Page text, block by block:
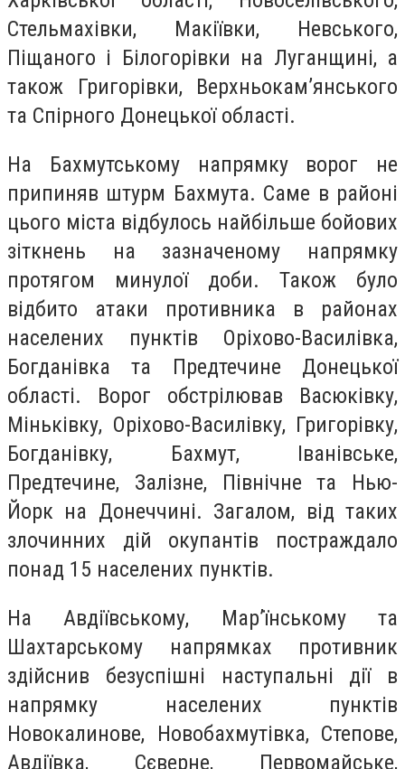
Стельмахівки, Макіївки, Невського,
Піщаного і Білогорівки на Луганщині, а
також Григорівки, Верхньокам’янського
та Спірного Донецької області.
На Бахмутському напрямку ворог не
припиняв штурм Бахмута. Саме в районі
цього міста відбулось найбільше бойових
зіткнень на зазначеному напрямку
протягом минулої доби. Також було
відбито атаки противника в районах
населених пунктів Оріхово-Василівка,
Богданівка та Предтечине Донецької
області. Ворог обстрілював Васюківку,
Міньківку, Оріхово-Василівку, Григорівку,
Богданівку, Бахмут, Іванівське,
Предтечине, Залізне, Північне та Нью-
Йорк на Донеччині. Загалом, від таких
злочинних дій окупантів постраждало
понад 15 населених пунктів.
На Авдіївському, Мар’їнському та
Шахтарському напрямках противник
здійснив безуспішні наступальні дії в
напрямку населених пунктів
Новокалинове, Новобахмутівка, Степове,
Авдіївка, Сєверне, Первомайське,